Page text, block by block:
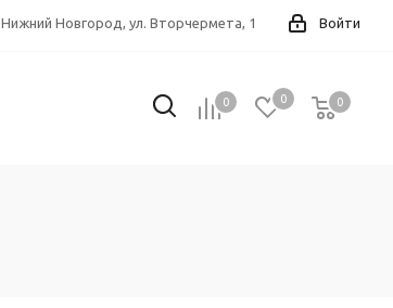
Войти
Нижний Новгород, ул. Вторчермета, 1
0 0 0
0